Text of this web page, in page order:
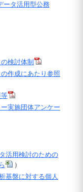
タ活用型公務
検討体制
作成にあたり参照
実施団体アンケー
活用検討のための
）
基盤に対する個人